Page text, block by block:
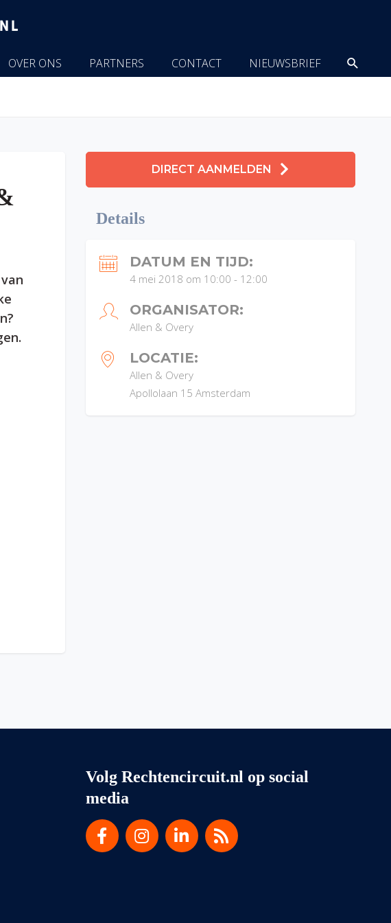
OVER ONS PARTNERS CONTACT NIEUWSBRIEF
DIRECT AANMELDEN
Details
DATUM EN TIJD:
4 mei 2018 om 10:00 - 12:00
ORGANISATOR:
Allen & Overy
LOCATIE:
Allen & Overy
Apollolaan 15 Amsterdam
Volg Rechtencircuit.nl op social
media